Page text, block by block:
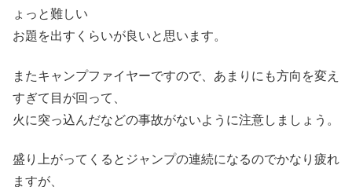
ょっと難しい
お題を出すくらいが良いと思います。
またキャンプファイヤーですので、あまりにも方向を変え
すぎて目が回って、
火に突っ込んだなどの事故がないように注意しましょう。
盛り上がってくるとジャンプの連続になるのでかなり疲れ
ますが、